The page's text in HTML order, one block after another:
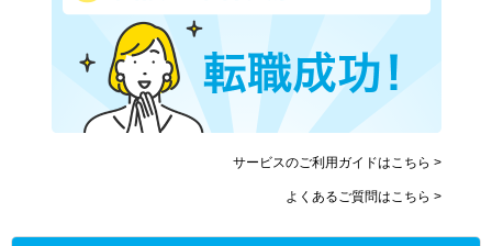
サービスのご利用ガイドはこちら >
よくあるご質問はこちら >